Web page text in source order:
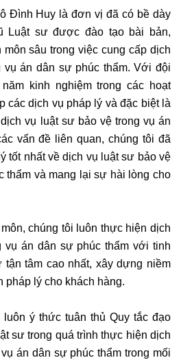
Đình Huy là đơn vị đã có bề dày
Luật sư được đào tạo bài bản,
sâu trong việc cung cấp dịch
án dân sự phúc thẩm. Với đội
kinh nghiệm trong các hoạt
các dịch vụ pháp lý và đặc biệt là
vụ luật sư bảo vệ trong vụ án
vấn đề liên quan, chúng tôi đã
tốt nhất về dịch vụ luật sư bảo vệ
thẩm và mang lại sự hài lòng cho
chúng tôi luôn thực hiện dịch
vụ án dân sự phúc thẩm với tinh
tận tâm cao nhất, xây dựng niềm
pháp lý cho khách hàng.
ý thức tuân thủ Quy tắc đạo
sư trong quá trình thực hiện dịch
án dân sự phúc thẩm trong mối